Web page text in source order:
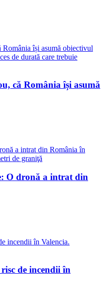
că România își asumă
O dronă a intrat din
de incendii în